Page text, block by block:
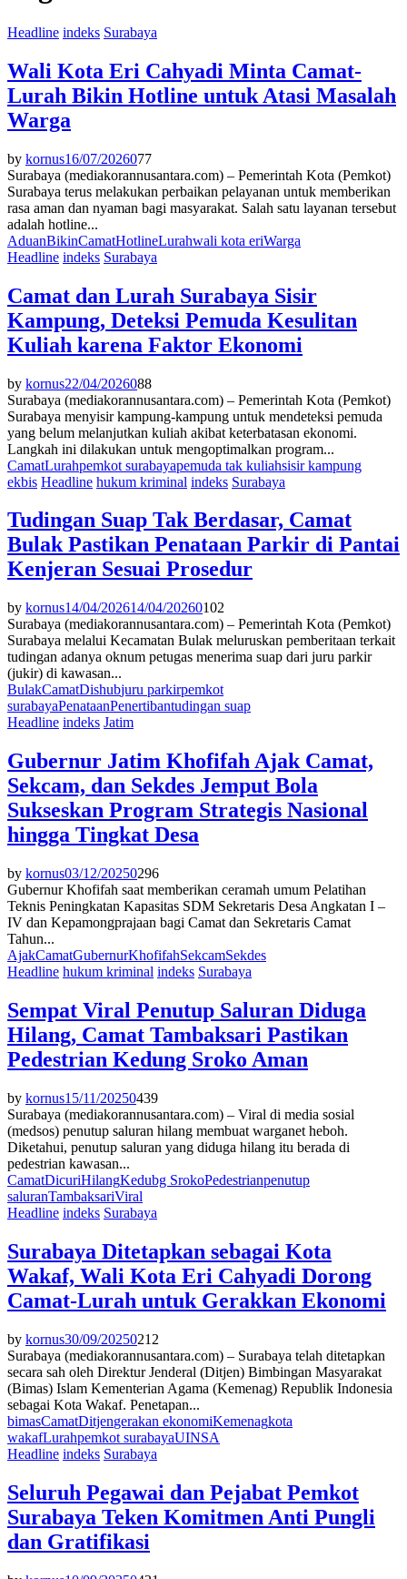
Headline indeks Surabaya
Wali Kota Eri Cahyadi Minta Camat-
Lurah Bikin Hotline untuk Atasi Masalah
Warga
by kornus16/07/2026077
Surabaya (mediakorannusantara.com) – Pemerintah Kota (Pemkot)
Surabaya terus melakukan perbaikan pelayanan untuk memberikan
rasa aman dan nyaman bagi masyarakat. Salah satu layanan tersebut
adalah hotline...
AduanBikinCamatHotlineLurahwali kota eriWarga
Headline indeks Surabaya
Camat dan Lurah Surabaya Sisir
Kampung, Deteksi Pemuda Kesulitan
Kuliah karena Faktor Ekonomi
by kornus22/04/2026088
Surabaya (mediakorannusantara.com) – Pemerintah Kota (Pemkot)
Surabaya menyisir kampung-kampung untuk mendeteksi pemuda
yang belum melanjutkan kuliah akibat keterbatasan ekonomi.
Langkah ini dilakukan untuk mengoptimalkan program...
CamatLurahpemkot surabayapemuda tak kuliahsisir kampung
ekbis Headline hukum kriminal indeks Surabaya
Tudingan Suap Tak Berdasar, Camat
Bulak Pastikan Penataan Parkir di Pantai
Kenjeran Sesuai Prosedur
by kornus14/04/202614/04/20260102
Surabaya (mediakorannusantara.com) – Pemerintah Kota (Pemkot)
Surabaya melalui Kecamatan Bulak meluruskan pemberitaan terkait
tudingan adanya oknum petugas menerima suap dari juru parkir
(jukir) di kawasan...
BulakCamatDishubjuru parkirpemkot
surabayaPenataanPenertibantudingan suap
Headline indeks Jatim
Gubernur Jatim Khofifah Ajak Camat,
Sekcam, dan Sekdes Jemput Bola
Sukseskan Program Strategis Nasional
hingga Tingkat Desa
by kornus03/12/20250296
Gubernur Khofifah saat memberikan ceramah umum Pelatihan
Teknis Peningkatan Kapasitas SDM Sekretaris Desa Angkatan I –
IV dan Kepamongprajaan bagi Camat dan Sekretaris Camat
Tahun...
AjakCamatGubernurKhofifahSekcamSekdes
Headline hukum kriminal indeks Surabaya
Sempat Viral Penutup Saluran Diduga
Hilang, Camat Tambaksari Pastikan
Pedestrian Kedung Sroko Aman
by kornus15/11/20250439
Surabaya (mediakorannusantara.com) – Viral di media sosial
(medsos) penutup saluran hilang membuat warganet heboh.
Diketahui, penutup saluran yang diduga hilang itu berada di
pedestrian kawasan...
CamatDicuriHilangKedubg SrokoPedestrianpenutup
saluranTambaksariViral
Headline indeks Surabaya
Surabaya Ditetapkan sebagai Kota
Wakaf, Wali Kota Eri Cahyadi Dorong
Camat-Lurah untuk Gerakkan Ekonomi
by kornus30/09/20250212
Surabaya (mediakorannusantara.com) – Surabaya telah ditetapkan
secara sah oleh Direktur Jenderal (Ditjen) Bimbingan Masyarakat
(Bimas) Islam Kementerian Agama (Kemenag) Republik Indonesia
sebagai Kota Wakaf. Penetapan...
bimasCamatDitjengerakan ekonomiKemenagkota
wakafLurahpemkot surabayaUINSA
Headline indeks Surabaya
Seluruh Pegawai dan Pejabat Pemkot
Surabaya Teken Komitmen Anti Pungli
dan Gratifikasi